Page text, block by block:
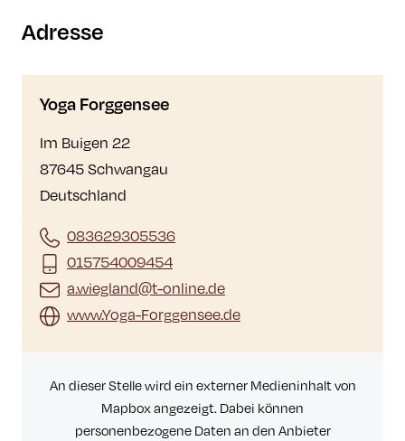
Adresse
Yoga Forggensee
Im Buigen 22
87645 Schwangau
Deutschland
083629305536
015754009454
a.wiegland@t-online.de
www.Yoga-Forggensee.de
An dieser Stelle wird ein externer Medieninhalt von
Mapbox angezeigt. Dabei können
personenbezogene Daten an den Anbieter